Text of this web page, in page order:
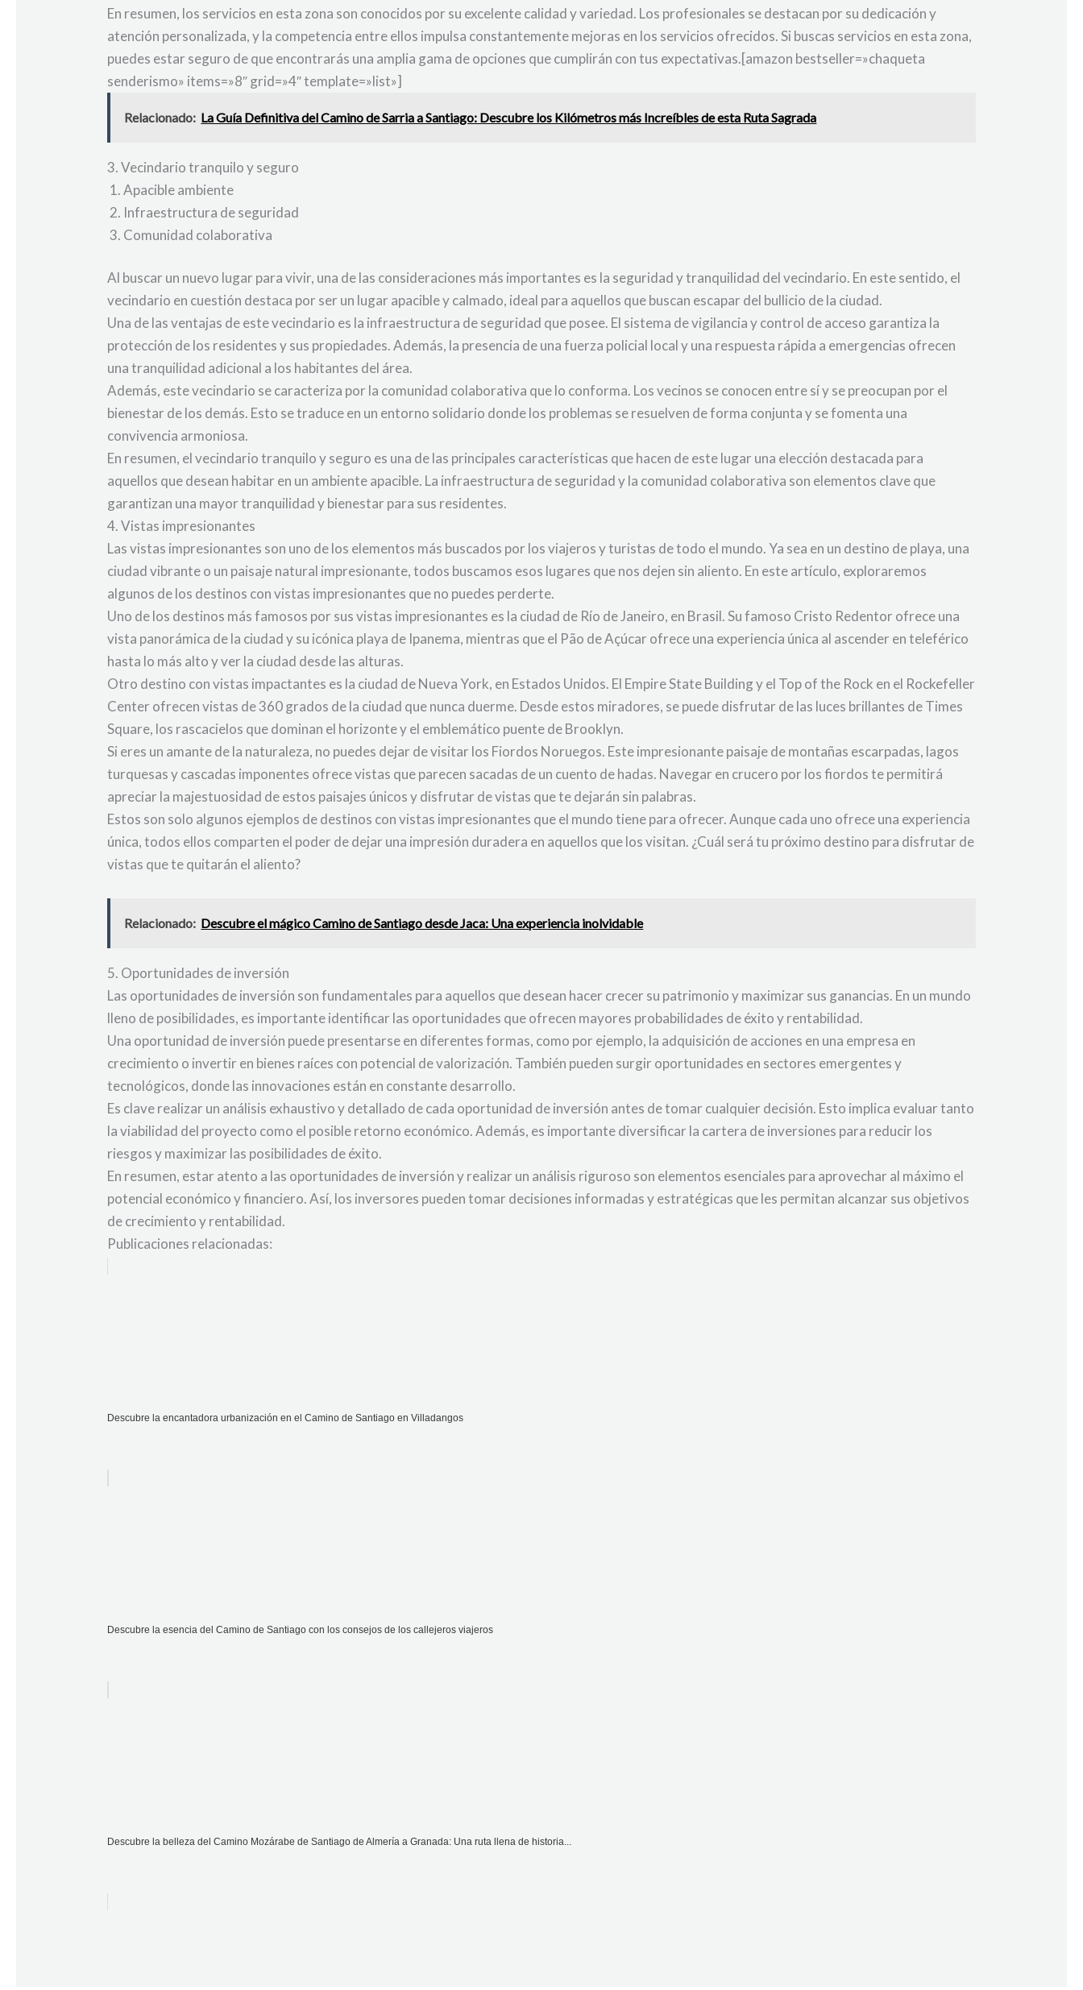
En resumen, los servicios en esta zona son conocidos por su excelente calidad y variedad. Los profesionales se destacan por su dedicación y
atención personalizada, y la competencia entre ellos impulsa constantemente mejoras en los servicios ofrecidos. Si buscas servicios en esta zona,
puedes estar seguro de que encontrarás una amplia gama de opciones que cumplirán con tus expectativas.[amazon bestseller=»chaqueta
senderismo» items=»8″ grid=»4″ template=»list»]
Relacionado: La Guía Definitiva del Camino de Sarria a Santiago: Descubre los Kilómetros más Increíbles de esta Ruta Sagrada
3. Vecindario tranquilo y seguro
Apacible ambiente
Infraestructura de seguridad
Comunidad colaborativa
Al buscar un nuevo lugar para vivir, una de las consideraciones más importantes es la seguridad y tranquilidad del vecindario. En este sentido, el
vecindario en cuestión destaca por ser un lugar apacible y calmado, ideal para aquellos que buscan escapar del bullicio de la ciudad.
Una de las ventajas de este vecindario es la infraestructura de seguridad que posee. El sistema de vigilancia y control de acceso garantiza la
protección de los residentes y sus propiedades. Además, la presencia de una fuerza policial local y una respuesta rápida a emergencias ofrecen
una tranquilidad adicional a los habitantes del área.
Además, este vecindario se caracteriza por la comunidad colaborativa que lo conforma. Los vecinos se conocen entre sí y se preocupan por el
bienestar de los demás. Esto se traduce en un entorno solidario donde los problemas se resuelven de forma conjunta y se fomenta una
convivencia armoniosa.
En resumen, el vecindario tranquilo y seguro es una de las principales características que hacen de este lugar una elección destacada para
aquellos que desean habitar en un ambiente apacible. La infraestructura de seguridad y la comunidad colaborativa son elementos clave que
garantizan una mayor tranquilidad y bienestar para sus residentes.
4. Vistas impresionantes
Las vistas impresionantes son uno de los elementos más buscados por los viajeros y turistas de todo el mundo. Ya sea en un destino de playa, una
ciudad vibrante o un paisaje natural impresionante, todos buscamos esos lugares que nos dejen sin aliento. En este artículo, exploraremos
algunos de los destinos con vistas impresionantes que no puedes perderte.
Uno de los destinos más famosos por sus vistas impresionantes es la ciudad de Río de Janeiro, en Brasil. Su famoso Cristo Redentor ofrece una
vista panorámica de la ciudad y su icónica playa de Ipanema, mientras que el Pão de Açúcar ofrece una experiencia única al ascender en teleférico
hasta lo más alto y ver la ciudad desde las alturas.
Otro destino con vistas impactantes es la ciudad de Nueva York, en Estados Unidos. El Empire State Building y el Top of the Rock en el Rockefeller
Center ofrecen vistas de 360 grados de la ciudad que nunca duerme. Desde estos miradores, se puede disfrutar de las luces brillantes de Times
Square, los rascacielos que dominan el horizonte y el emblemático puente de Brooklyn.
Si eres un amante de la naturaleza, no puedes dejar de visitar los Fiordos Noruegos. Este impresionante paisaje de montañas escarpadas, lagos
turquesas y cascadas imponentes ofrece vistas que parecen sacadas de un cuento de hadas. Navegar en crucero por los fiordos te permitirá
apreciar la majestuosidad de estos paisajes únicos y disfrutar de vistas que te dejarán sin palabras.
Estos son solo algunos ejemplos de destinos con vistas impresionantes que el mundo tiene para ofrecer. Aunque cada uno ofrece una experiencia
única, todos ellos comparten el poder de dejar una impresión duradera en aquellos que los visitan. ¿Cuál será tu próximo destino para disfrutar de
vistas que te quitarán el aliento?
Relacionado: Descubre el mágico Camino de Santiago desde Jaca: Una experiencia inolvidable
5. Oportunidades de inversión
Las oportunidades de inversión son fundamentales para aquellos que desean hacer crecer su patrimonio y maximizar sus ganancias. En un mundo
lleno de posibilidades, es importante identificar las oportunidades que ofrecen mayores probabilidades de éxito y rentabilidad.
Una oportunidad de inversión puede presentarse en diferentes formas, como por ejemplo, la adquisición de acciones en una empresa en
crecimiento o invertir en bienes raíces con potencial de valorización. También pueden surgir oportunidades en sectores emergentes y
tecnológicos, donde las innovaciones están en constante desarrollo.
Es clave realizar un análisis exhaustivo y detallado de cada oportunidad de inversión antes de tomar cualquier decisión. Esto implica evaluar tanto
la viabilidad del proyecto como el posible retorno económico. Además, es importante diversificar la cartera de inversiones para reducir los
riesgos y maximizar las posibilidades de éxito.
En resumen, estar atento a las oportunidades de inversión y realizar un análisis riguroso son elementos esenciales para aprovechar al máximo el
potencial económico y financiero. Así, los inversores pueden tomar decisiones informadas y estratégicas que les permitan alcanzar sus objetivos
de crecimiento y rentabilidad.
Publicaciones relacionadas:
Descubre la encantadora urbanización en el Camino de Santiago en Villadangos
Descubre la esencia del Camino de Santiago con los consejos de los callejeros viajeros
Descubre la belleza del Camino Mozárabe de Santiago de Almería a Granada: Una ruta llena de historia...